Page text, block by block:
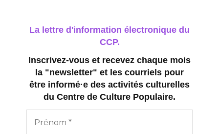
La lettre d'information électronique du
CCP.
Inscrivez-vous et recevez chaque mois
la "newsletter" et les courriels pour
être informé·e des activités culturelles
du Centre de Culture Populaire.